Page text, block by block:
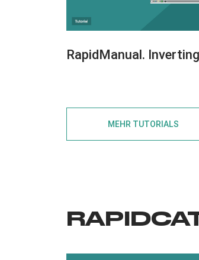
RapidManual.
MEHR TUTORIALS